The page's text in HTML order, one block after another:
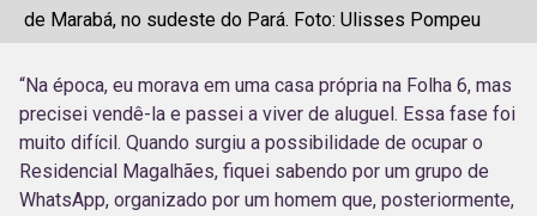
de Marabá, no sudeste do Pará. Foto: Ulisses Pompeu
“Na época, eu morava em uma casa própria na Folha 6, mas
precisei vendê-la e passei a viver de aluguel. Essa fase foi
muito difícil. Quando surgiu a possibilidade de ocupar o
Residencial Magalhães, fiquei sabendo por um grupo de
WhatsApp, organizado por um homem que, posteriormente,